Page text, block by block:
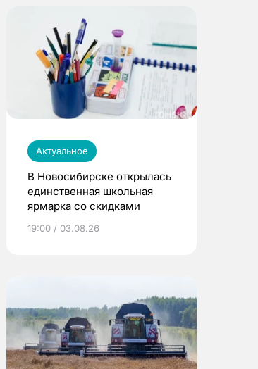
Актуальное
В Новосибирске открылась
единственная школьная
ярмарка со скидками
19:00 / 03.08.26